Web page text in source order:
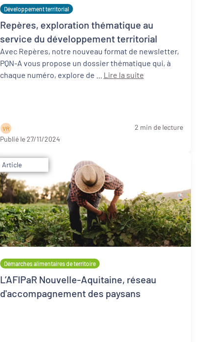
Développement territorial
Repères, exploration thématique au
service du développement territorial
Avec Repères, notre nouveau format de newsletter,
PQN-A vous propose un dossier thématique qui, à
Lire la suite
V R
2 min de lecture
Publié le 27/11/2024
Article
Démarches alimentaires de territoire
L’AFIPaR Nouvelle-Aquitaine, réseau
d'accompagnement des paysans